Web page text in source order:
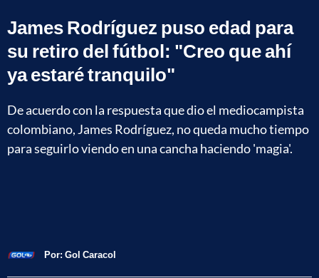
James Rodríguez puso edad para
su retiro del fútbol: "Creo que ahí
ya estaré tranquilo"
De acuerdo con la respuesta que dio el mediocampista
colombiano, James Rodríguez, no queda mucho tiempo
para seguirlo viendo en una cancha haciendo 'magia'.
Por: Gol Caracol